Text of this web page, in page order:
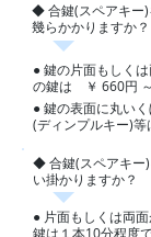
◆ 合鍵(スペアキー)
幾らかかりますか？
​●鍵の片面もしく
の鍵は ￥ 660円 ～
​●​鍵の表面に丸い
(ディンプルキー)等
◆ 合鍵(スペアキー
い掛かりますか？
● ​ 片面もしくは両
鍵は１本10分程度で